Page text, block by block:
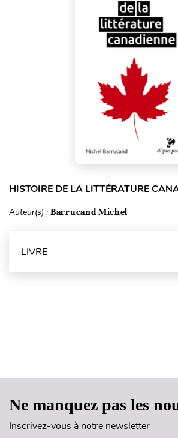
HISTOIRE DE LA LITTÉRATURE
Auteur(s) : Barrucand Michel
LIVRE
Ne manquez pas les
Inscrivez-vous à notre newsletter